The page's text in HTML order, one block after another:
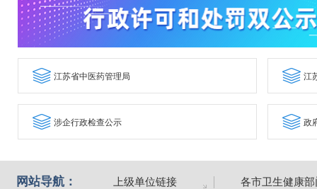
江苏省中医药管理局 江
涉企行政检查公示 政
网站导航： 上级单位链接 各市卫生健康